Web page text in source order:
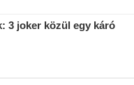
3 joker közül egy káró